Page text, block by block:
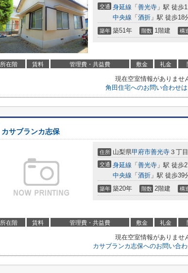
交通 身延線 「 善光寺 」駅 徒歩
中央線 「 酒折 」駅 徒歩18
築年 築51年 階数 1階建 構
所在階 賃料 管理費・共益費 敷金 礼金
現在空室情報がありませ
角田住宅へのお問い合わせ
カサブランカ志保
住所 山梨県甲府市善光寺 ３丁
交通 身延線 「 善光寺 」駅 徒歩
中央線 「 酒折 」駅 徒歩39
築年 築20年 階数 2階建 構
所在階 賃料 管理費・共益費 敷金 礼金
現在空室情報がありませ
カサブランカ志保へのお問い合